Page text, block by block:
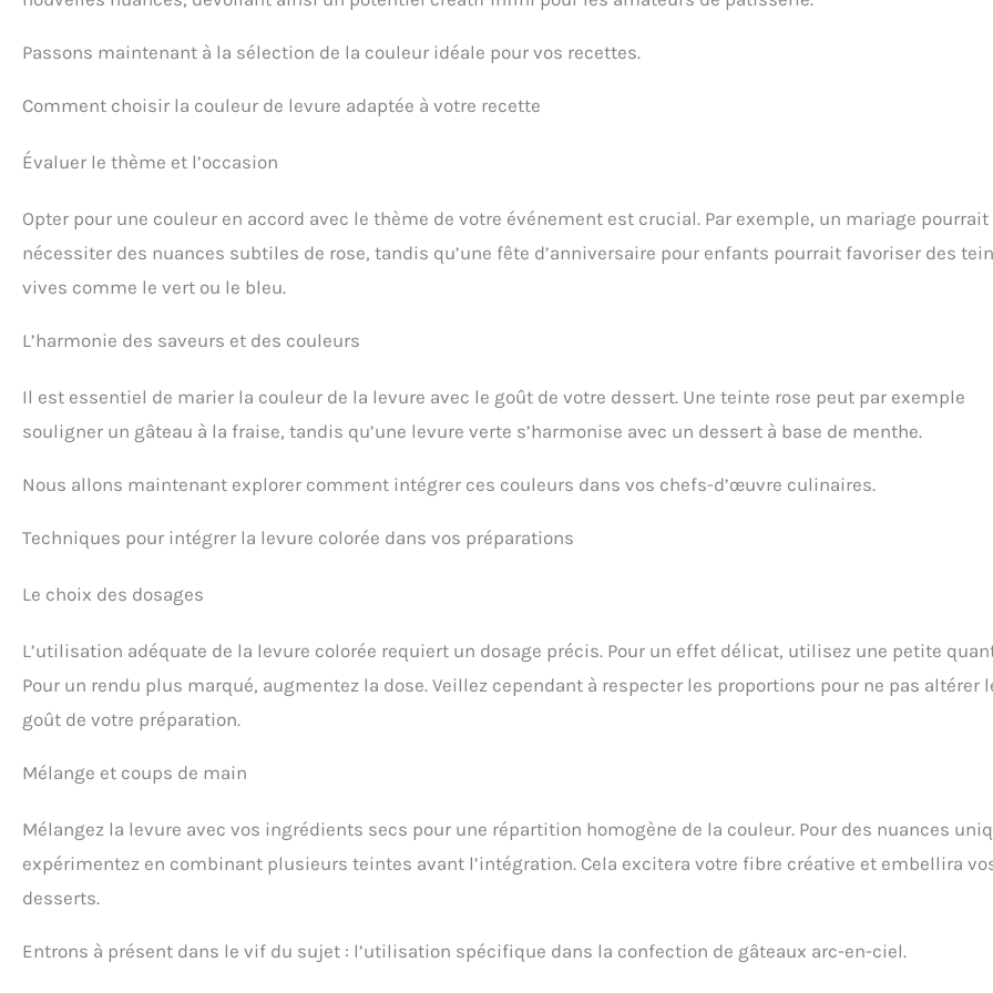
Passons maintenant à la sélection de la couleur idéale pour vos recettes.
Comment choisir la couleur de levure adaptée à votre recette
Évaluer le thème et l’occasion
Opter pour une couleur en accord avec le thème de votre événement est crucial. Par exemple, un mariage pourrait
nécessiter des nuances subtiles de rose, tandis qu’une fête d’anniversaire pour enfants pourrait favoriser des
vives comme le vert ou le bleu.
L’harmonie des saveurs et des couleurs
Il est essentiel de marier la couleur de la levure avec le goût de votre dessert. Une teinte rose peut par exemple
souligner un gâteau à la fraise, tandis qu’une levure verte s’harmonise avec un dessert à base de menthe.
Nous allons maintenant explorer comment intégrer ces couleurs dans vos chefs-d’œuvre culinaires.
Techniques pour intégrer la levure colorée dans vos préparations
Le choix des dosages
L’utilisation adéquate de la levure colorée requiert un dosage précis. Pour un effet délicat, utilisez une petite
Pour un rendu plus marqué, augmentez la dose. Veillez cependant à respecter les proportions pour ne pas altérer
goût de votre préparation.
Mélange et coups de main
Mélangez la levure avec vos ingrédients secs pour une répartition homogène de la couleur. Pour des nuances
expérimentez en combinant plusieurs teintes avant l’intégration. Cela excitera votre fibre créative et embellira
desserts.
Entrons à présent dans le vif du sujet : l’utilisation spécifique dans la confection de gâteaux arc-en-ciel.